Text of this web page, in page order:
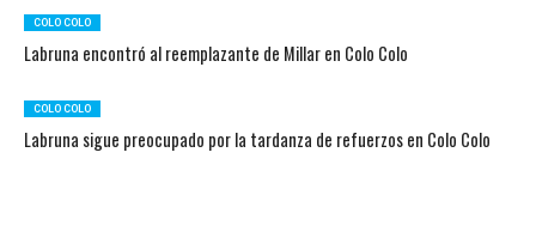
COLO COLO
Labruna encontró al reemplazante de Millar en Colo Colo
COLO COLO
Labruna sigue preocupado por la tardanza de refuerzos en Colo Colo